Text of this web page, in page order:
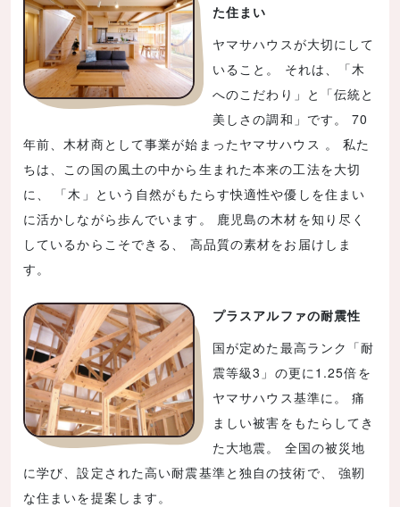
た住まい
ヤマサハウスが大切にして
いること。 それは、「木
へのこだわり」と「伝統と
美しさの調和」です。 70
年前、木材商として事業が始まったヤマサハウス 。 私た
ちは、この国の風土の中から生まれた本来の工法を大切
に、 「木」という自然がもたらす快適性や優しを住まい
に活かしながら歩んでいます。 鹿児島の木材を知り尽く
しているからこそできる、 高品質の素材をお届けしま
す。
プラスアルファの耐震性
国が定めた最高ランク「耐
震等級3」の更に1.25倍を
ヤマサハウス基準に。 痛
ましい被害をもたらしてき
た大地震。 全国の被災地
に学び、設定された高い耐震基準と独自の技術で、 強靭
な住まいを提案します。